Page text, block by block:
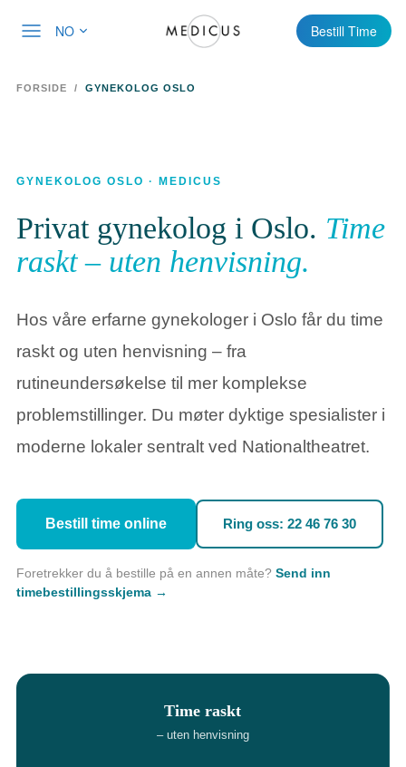
NO Bestill Time
FORSIDE / GYNEKOLOG OSLO
GYNEKOLOG OSLO · MEDICUS
Privat gynekolog i Oslo. Time
raskt – uten henvisning.
Hos våre erfarne gynekologer i Oslo får du time
raskt og uten henvisning – fra
rutineundersøkelse til mer komplekse
problemstillinger. Du møter dyktige spesialister i
moderne lokaler sentralt ved Nationaltheatret.
Bestill time online Ring oss: 22 46 76 30
Foretrekker du å bestille på en annen måte? Send inn
timebestillingsskjema →
Time raskt
– uten henvisning